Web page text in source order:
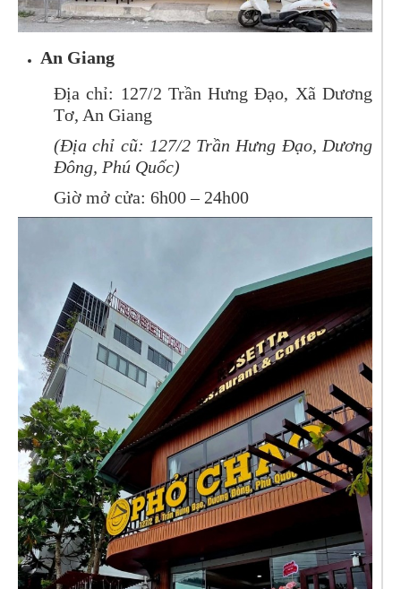
An Giang
Địa chỉ: 127/2 Trần Hưng Đạo, Xã Dương
Tơ, An Giang
(Địa chỉ cũ: 127/2 Trần Hưng Đạo, Dương
Đông, Phú Quốc)
Giờ mở cửa: 6h00 – 24h00